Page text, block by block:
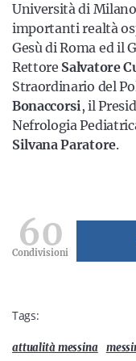
Università di
importanti realtà
Gesù di Roma ed il
Rettore Salvatore
Straordinario del
Bonaccorsi, il
Nefrologia
Silvana Paratore.
60
Condivisioni
Tags:
attualità messina